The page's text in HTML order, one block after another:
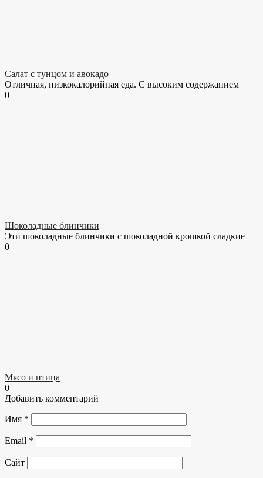
Салат с тунцом и авокадо
Отличная, низкокалорийная еда. С высоким содержанием
0
Шоколадные блинчики
Эти шоколадные блинчики с шоколадной крошкой сладкие
0
Мясо и птица
0
Добавить комментарий
Имя *
Email *
Сайт